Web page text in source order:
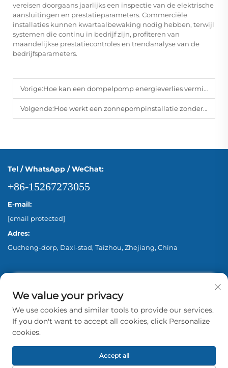
vereisen doorgaans jaarlijks een inspectie van de elektrische
aansluitingen en prestatieparameters. Commerciële
installaties kunnen kwartaalbewaking nodig hebben, terwijl
systemen die continu in bedrijf zijn, profiteren van
maandelijkse prestatiecontroles en trendanalyse van de
bedrijfsparameters.
Vorige:Hoe kan een dompelpomp energieverlies verminderen ten opzichte van oppervlaktepompen?
Volgende:Hoe werkt een zonnepompinstallatie zonder stroom uit het elektriciteitsnet?
Tel / WhatsApp / WeChat:
+86-15267273055
E-mail:
[email protected]
Adres:
Gucheng-dorp, Daxi-stad, Taizhou, Zhejiang, China
Copyright © 2026 Zhejiang Aina Pump Co., Ltd.
Privacybeleid
We value your privacy
We use cookies and similar tools to provide our services.
If you don't want to accept all cookies, click Personalize
cookies.
Accept all